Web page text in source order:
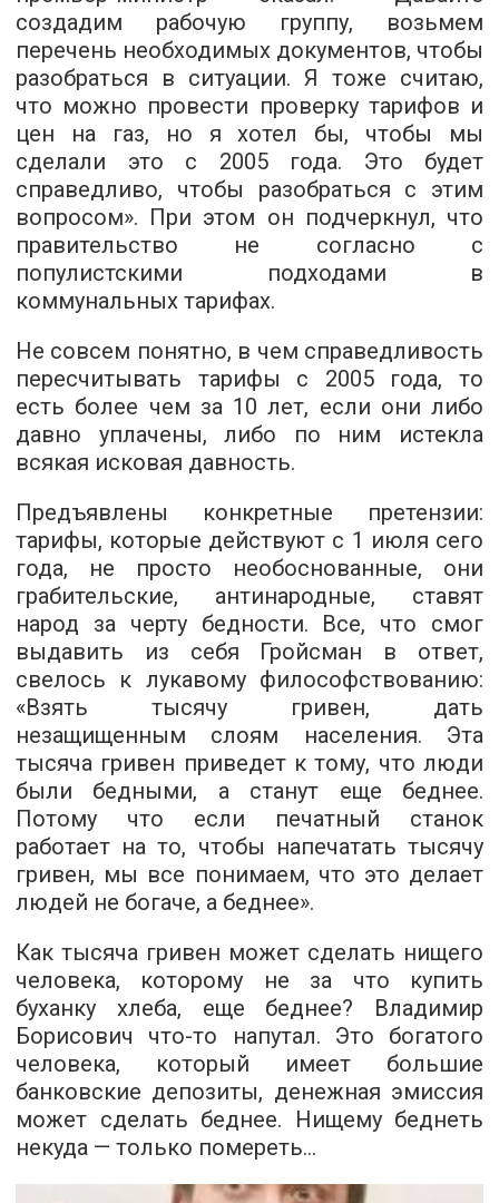
создадим рабочую группу, возьмем
перечень необходимых документов, чтобы
разобраться в ситуации. Я тоже считаю,
что можно провести проверку тарифов и
цен на газ, но я хотел бы, чтобы мы
сделали это с 2005 года. Это будет
справедливо, чтобы разобраться с этим
вопросом». При этом он подчеркнул, что
правительство не согласно с
популистскими подходами в
коммунальных тарифах.
Не совсем понятно, в чем справедливость
пересчитывать тарифы с 2005 года, то
есть более чем за 10 лет, если они либо
давно уплачены, либо по ним истекла
всякая исковая давность.
Предъявлены конкретные претензии:
тарифы, которые действуют с 1 июля сего
года, не просто необоснованные, они
грабительские, антинародные, ставят
народ за черту бедности. Все, что смог
выдавить из себя Гройсман в ответ,
свелось к лукавому философствованию:
«Взять тысячу гривен, дать
незащищенным слоям населения. Эта
тысяча гривен приведет к тому, что люди
были бедными, а станут еще беднее.
Потому что если печатный станок
работает на то, чтобы напечатать тысячу
гривен, мы все понимаем, что это делает
людей не богаче, а беднее».
Как тысяча гривен может сделать нищего
человека, которому не за что купить
буханку хлеба, еще беднее? Владимир
Борисович что-то напутал. Это богатого
человека, который имеет большие
банковские депозиты, денежная эмиссия
может сделать беднее. Нищему беднеть
некуда — только помереть…